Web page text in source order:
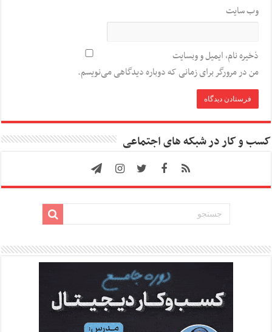
وب‌ سایت
ذخیره نام، ایمیل و وبسایت
من در مرورگر برای زمانی که دوباره دیدگاهی می‌نویسم.
کسب و کار در شبکه های اجتماعی